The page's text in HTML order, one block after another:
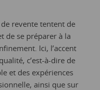
revente tentent de
de se préparer à la
Ici, l’accent
c’est-à-dire de
et des expériences
ainsi que sur